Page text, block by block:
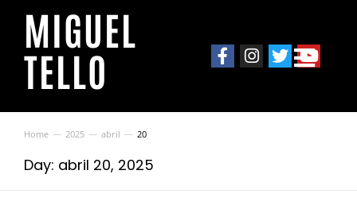
MIGUEL
TELLO
You are here:
Home 2025 abril 20
Day: abril 20, 2025